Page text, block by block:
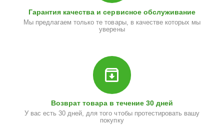
Гарантия качества и сервисное обслуживание
Мы предлагаем только те товары, в качестве которых мы
уверены
Возврат товара в течение 30 дней
У вас есть 30 дней, для того чтобы протестировать вашу
покупку